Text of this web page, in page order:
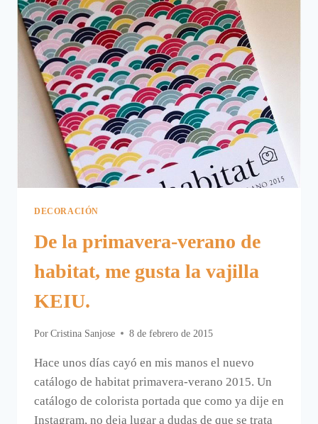
DECORACIÓN
De la primavera-verano de
habitat, me gusta la vajilla
KEIU.
Por Cristina Sanjose 8 de febrero de 2015
Hace unos días cayó en mis manos el nuevo
catálogo de habitat primavera-verano 2015. Un
catálogo de colorista portada que como ya dije en
Instagram, no deja lugar a dudas de que se trata